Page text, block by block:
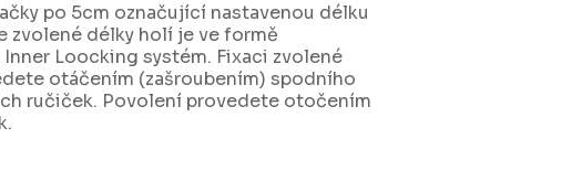
po 5cm označující nastavenou délku
zvolené délky holí je ve formě
Loocking systém. Fixaci zvolené
otáčením (zašroubením) spodního
ručiček. Povolení provedete otočením